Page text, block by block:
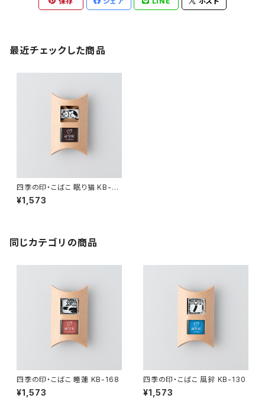
最近チェックした商品
四季の印・こばこ 眠り猫 KB-19
8
¥1,573
同じカテゴリの商品
四季の印・こばこ 睡蓮 KB-168
¥1,573
四季の印・こばこ 風鈴 KB-130
¥1,573